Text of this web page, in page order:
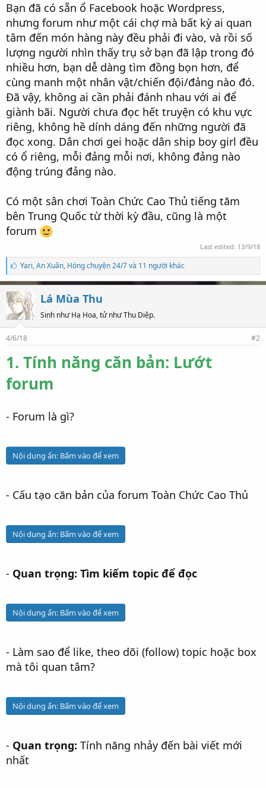
Bạn đã có sẵn ổ Facebook hoặc Wordpress,
nhưng forum như một cái chợ mà bất kỳ ai quan
tâm đến món hàng này đều phải đi vào, và rồi số
lượng người nhìn thấy trụ sở bạn đã lập trong đó
nhiều hơn, bạn dễ dàng tìm đồng bọn hơn, để
cùng manh một nhân vật/chiến đội/đảng nào đó.
Đã vậy, không ai cần phải đánh nhau với ai để
giành bãi. Người chưa đọc hết truyện có khu vực
riêng, không hề dính dáng đến những người đã
đọc xong. Dân chơi gei hoặc dân ship boy girl đều
có ổ riêng, mỗi đảng mỗi nơi, không đảng nào
động trúng đảng nào.
Có một sân chơi Toàn Chức Cao Thủ tiếng tăm
bên Trung Quốc từ thời kỳ đầu, cũng là một
forum
Last edited: 13/9/18
S
ố
l
ư
ợ
t
t
í
h
Yari,An Xuân, Hóng chuyện 24/7 và 11 người khác
Lá Mùa Thu
Sinh như Hạ Hoa, tử như Thu Diệp.
4/6/18 #2
1. Tính năng căn bản: Lướt
forum
- Forum là gì?
Nội dung ẩn: Bấm vào để xem
- Cấu tạo căn bản của forum Toàn Chức Cao Thủ
Nội dung ẩn: Bấm vào để xem
- Quan trọng: Tìm kiếm topic để đọc
Nội dung ẩn: Bấm vào để xem
- Làm sao để like, theo dõi (follow) topic hoặc box
mà tôi quan tâm?
Nội dung ẩn: Bấm vào để xem
- Quan trọng: Tính năng nhảy đến bài viết mới
nhất